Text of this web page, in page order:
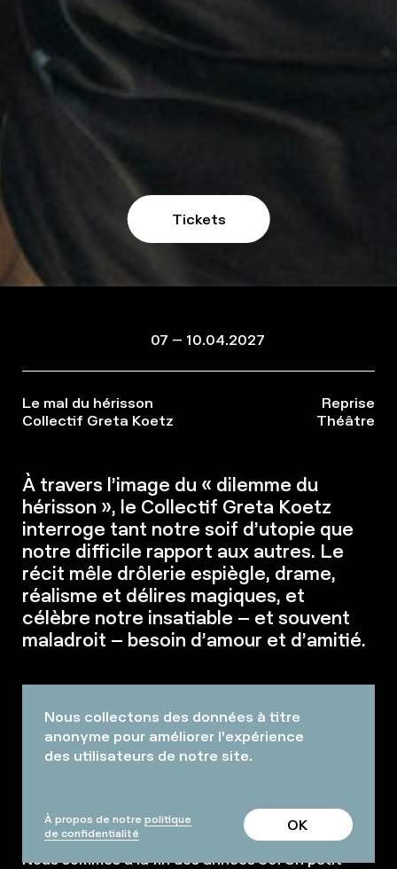
Tickets
07 – 10.04.2027
Le mal du hérisson
Collectif Greta Koetz
Reprise
Théâtre
À travers l’image du « dilemme du
hérisson », le Collectif Greta Koetz
interroge tant notre soif d’utopie que
notre difficile rapport aux autres. Le
récit mêle drôlerie espiègle, drame,
réalisme et délires magiques, et
célèbre notre insatiable – et souvent
maladroit – besoin d’amour et d’amitié.
TICKETS ET DATES DISPONIBLES
Nous sommes à la fin des années 30. Un petit
Nous collectons des données à titre
anonyme pour améliorer l'expérience
des utilisateurs de notre site.
À propos de notre politique
de confidentialité
OK